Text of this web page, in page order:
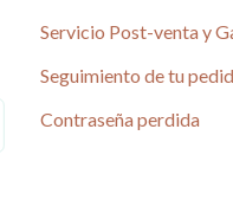
Servicio Post-venta y
Seguimiento de tu
Contraseña perdida